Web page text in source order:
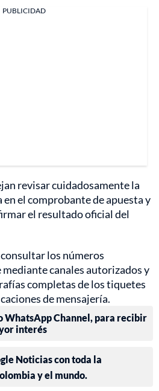
PUBLICIDAD
revisar cuidadosamente la
el comprobante de apuesta y
el resultado oficial del
los números
canales autorizados y
completas de los tiquetes
de mensajería.
WhatsApp Channel, para recibir
interés
Noticias con toda la
y el mundo.